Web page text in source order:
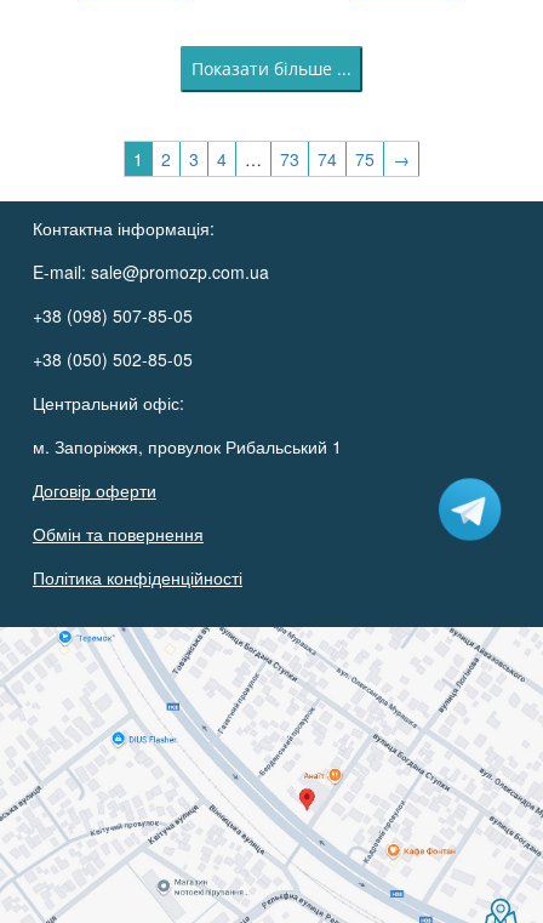
Показати більше ...
1 2 3 4 … 73 74 75 →
Контактна інформація:
E-mail: sale@promozp.com.ua
+38 (098) 507-85-05
+38 (050) 502-85-05
Центральний офіс:
м. Запоріжжя, провулок Рибальський 1
Договір оферти
Обмін та повернення
Політика конфіденційності